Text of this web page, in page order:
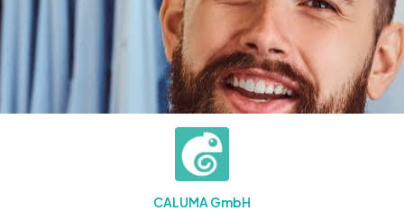
CALUMA GmbH